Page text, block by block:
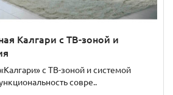
Калгари с ТВ-зоной и
с ТВ-зоной и системой
совре..